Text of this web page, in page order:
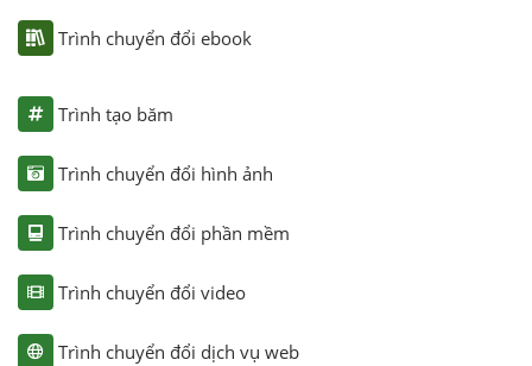
Trình chuyển đổi ebook
Trình tạo băm
Trình chuyển đổi hình ảnh
Trình chuyển đổi phần mềm
Trình chuyển đổi video
Trình chuyển đổi dịch vụ web